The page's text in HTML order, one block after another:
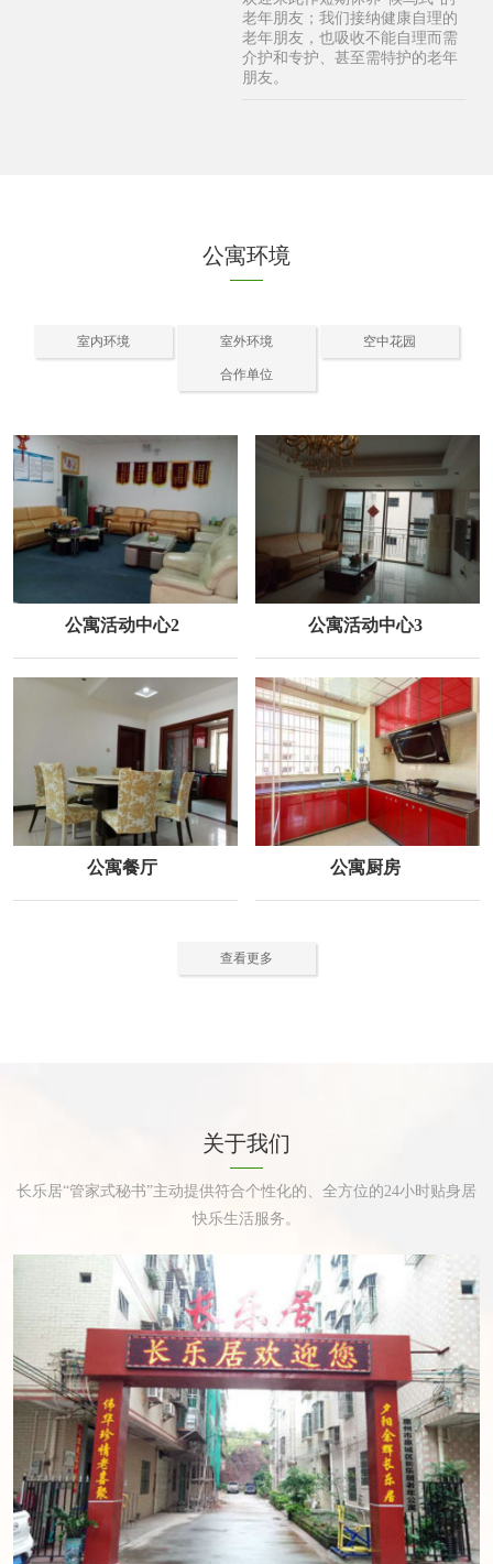
老年朋友；我们接纳健康自理的
老年朋友，也吸收不能自理而需
介护和专护、甚至需特护的老年
朋友。
公寓环境
室内环境 室外环境 空中花园
合作单位
公寓活动中心2 公寓活动中心3
公寓餐厅 公寓厨房
查看更多
关于我们
长乐居“管家式秘书”主动提供符合个性化的、全方位的24小时贴身居
快乐生活服务。